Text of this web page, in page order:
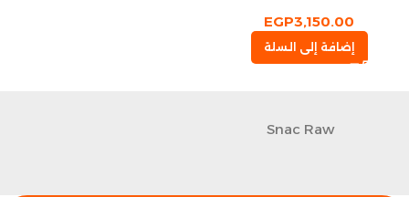
EGP3,150.00
إضافة إلى السلة
Snac Raw